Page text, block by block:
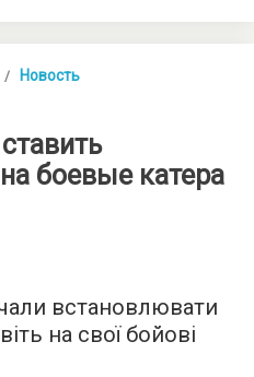
Новость
боевые катера
встановлювати
на свої бойові